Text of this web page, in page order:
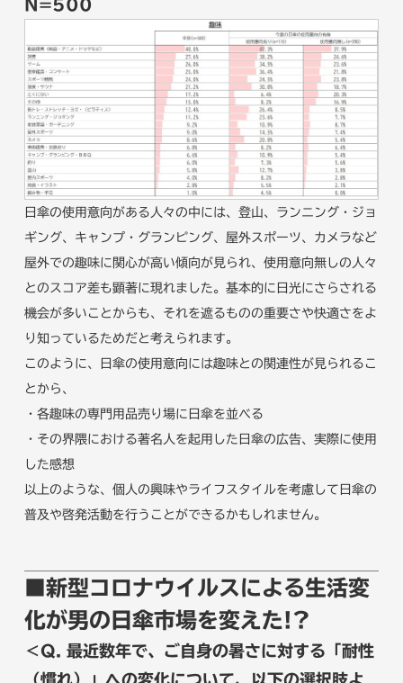
N=500
日傘の使用意向がある人々の中には、登山、ランニング・ジョ
ギング、キャンプ・グランピング、屋外スポーツ、カメラなど
屋外での趣味に関心が高い傾向が見られ、使用意向無しの人々
とのスコア差も顕著に現れました。基本的に日光にさらされる
機会が多いことからも、それを遮るものの重要さや快適さをよ
り知っているためだと考えられます。
このように、日傘の使用意向には趣味との関連性が見られるこ
とから、
・各趣味の専門用品売り場に日傘を並べる
・その界隈における著名人を起用した日傘の広告、実際に使用
した感想
以上のような、個人の興味やライフスタイルを考慮して日傘の
普及や啓発活動を行うことができるかもしれません。
■新型コロナウイルスによる生活変
化が男の日傘市場を変えた!?
＜Q. 最近数年で、ご自身の暑さに対する「耐性
（慣れ）」への変化について、以下の選択肢よ